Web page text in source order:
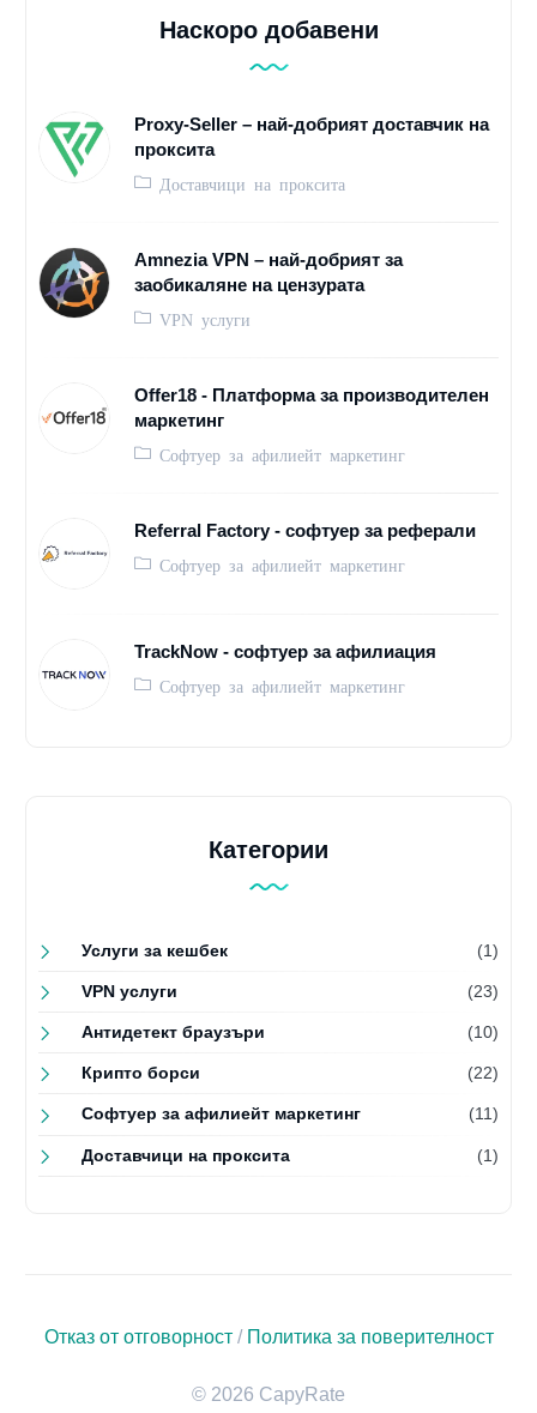
Наскоро добавени
Proxy-Seller – най-добрият доставчик на
проксита
Доставчици на проксита
Amnezia VPN – най-добрият за
заобикаляне на цензурата
VPN услуги
Offer18 - Платформа за производителен
маркетинг
Софтуер за афилиейт маркетинг
Referral Factory - софтуер за реферали
Софтуер за афилиейт маркетинг
TrackNow - софтуер за афилиация
Софтуер за афилиейт маркетинг
Категории
Услуги за кешбек (1)
VPN услуги (23)
Антидетект браузъри (10)
Крипто борси (22)
Софтуер за афилиейт маркетинг (11)
Доставчици на проксита (1)
Отказ от отговорност/ Политика за поверителност
© 2026 CapyRate